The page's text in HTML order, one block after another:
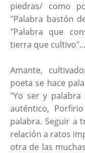
piedras/ como
"Palabra bastón
"Palabra que
tierra que cultivo"...
Amante,
poeta se hace
"Yo ser y
auténtico,
palabra. Seguir a
relación a ratos
otra de las